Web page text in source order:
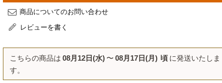
商品についてのお問い合わせ
レビューを書く
こちらの商品は 08月12日(水) 〜 08月17日(月) 頃 に発送いたしま
す。